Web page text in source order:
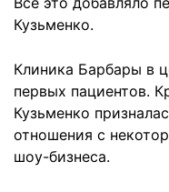
Кузьменко.
Клиника Барбары в
первых пациентов.
Кузьменко
отношения с
шоу-бизнеса.